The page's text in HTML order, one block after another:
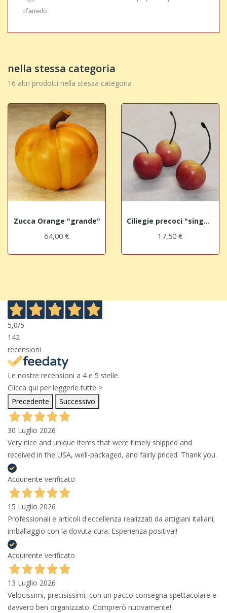
d’arredo.
nella stessa categoria
16 altri prodotti nella stessa categoria
Zucca Orange "grande"
64,00 €
Ciliegie precoci "singole"
17,50 €
5,0/5
142
recensioni
Le nostre recensioni a 4 e 5 stelle.
Clicca qui per leggerle tutte >
Precedente
Successivo
30 Luglio 2026
Very nice and unique items that were timely shipped and
received in the USA, well-packaged, and fairly priced. Thank you.
Acquirente verificato
15 Luglio 2026
Professionali e articoli d'eccellenza realizzati da artigiani italiani;
imballaggio con la dovuta cura. Esperienza positiva!!
Acquirente verificato
13 Luglio 2026
Velocissimi, precisissimi, con un pacco consegna spettacolare e
davvero ben organizzato. Comprerò nuovamente!